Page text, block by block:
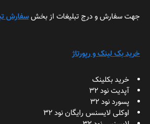
جهت سفارش و درج تبلیغات از بخشسفارش
خرید بک لینک و رپورتاژ
خرید بکلینک
آپدیت نود 32
پسورد نود 32
اوکلی لایسنس رایگان نود 32